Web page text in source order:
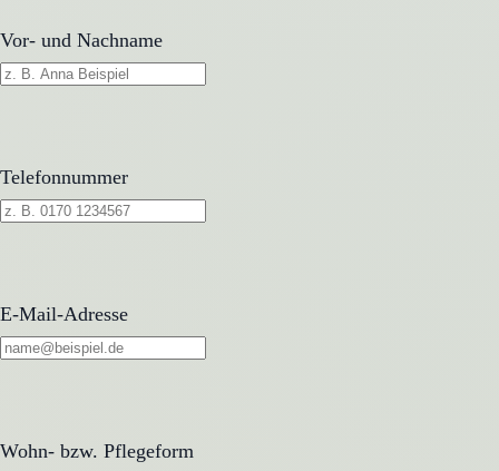
Vor- und Nachname
Telefonnummer
E-Mail-Adresse
Wohn- bzw. Pflegeform
Wohn- bzw. Pflegeform